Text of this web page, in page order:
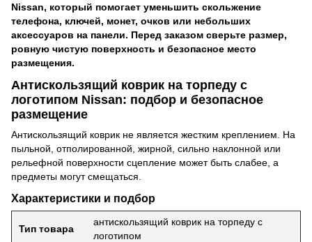
Nissan, который помогает уменьшить скольжение
телефона, ключей, монет, очков или небольших
аксессуаров на панели. Перед заказом сверьте размер,
ровную чистую поверхность и безопасное место
размещения.
Антискользящий коврик на торпеду с
логотипом Nissan: подбор и безопасное
размещение
Антискользящий коврик не является жестким креплением. На
пыльной, отполированной, жирной, сильно наклонной или
рельефной поверхности сцепление может быть слабее, а
предметы могут смещаться.
Характеристики и подбор
Тип товара
антискользящий коврик на торпеду с
логотипом